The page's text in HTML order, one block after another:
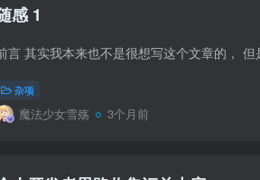
感 1
杂项
魔法少女雪殇 3个月前